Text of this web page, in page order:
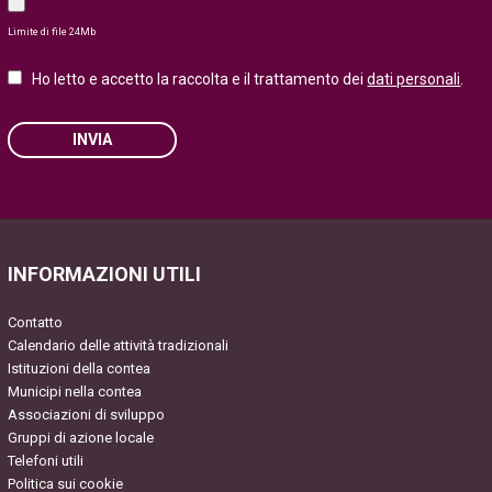
Limite di file 24Mb
Ho letto e accetto la raccolta e il trattamento deidati personali
INVIA
INFORMAZIONI UTILI
Contatto
Calendario delle attività tradizionali
Istituzioni della contea
Municipi nella contea
Associazioni di sviluppo
Gruppi di azione locale
Telefoni utili
Politica sui cookie